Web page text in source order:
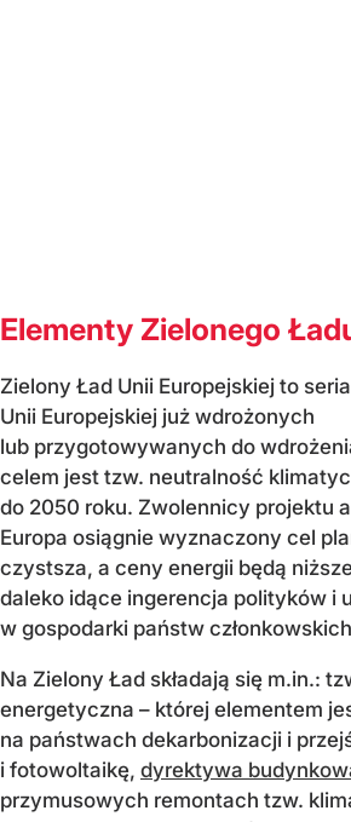
Elementy Zielonego
Zielony Ład Unii Europejskiej to
Unii Europejskiej już wdrożonych
lub przygotowywanych do
celem jest tzw. neutralność
do 2050 roku. Zwolennicy projektu
Europa osiągnie wyznaczony cel
czystsza, a ceny energii będą
daleko idące ingerencja polityków i
w gospodarki państw
Na Zielony Ład składają się m.in.:
energetyczna – której elementem
na państwach dekarbonizacji i
i fotowoltaikę, dyrektywa
przymusowych remontach tzw.